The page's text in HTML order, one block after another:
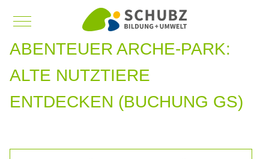
Mobile Menu Toggle
ABENTEUER ARCHE-PARK:
ALTE NUTZTIERE
ENTDECKEN (BUCHUNG GS)